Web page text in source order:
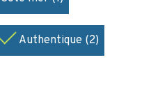
Authentique (2)